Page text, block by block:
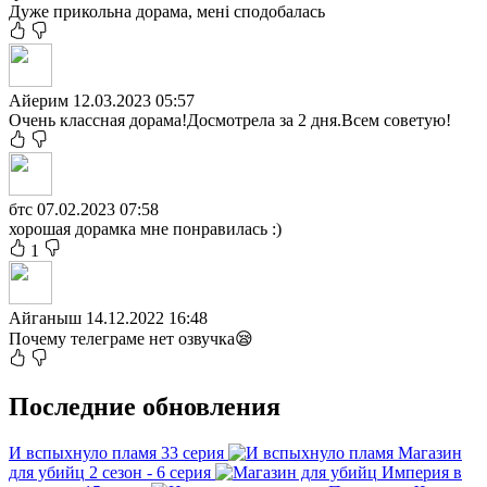
Дуже прикольна дорама, мені сподобалась
Айерим 12.03.2023 05:57
Очень классная дорама!Досмотрела за 2 дня.Всем советую!
бтс 07.02.2023 07:58
хорошая дорамка мне понравилась :)
1
Айганыш 14.12.2022 16:48
Почему телеграме нет озвучка😪
Последние обновления
И вспыхнуло пламя 33 серия
Магазин
для убийц 2 сезон - 6 серия
Империя в